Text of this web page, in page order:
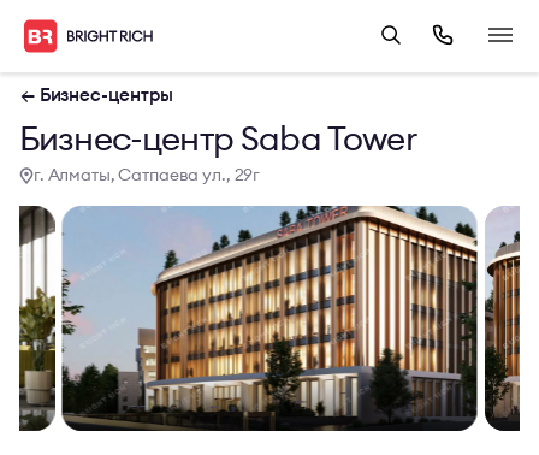
← Бизнес-центры
Бизнес-центр Saba Tower
г. Алматы, Сатпаева ул., 29г